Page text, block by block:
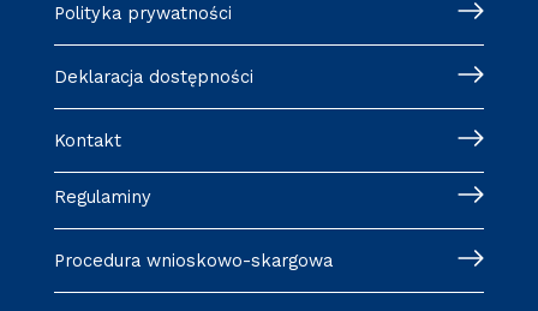
Polityka prywatności
Deklaracja dostępności
Kontakt
Regulaminy
Procedura wnioskowo-skargowa